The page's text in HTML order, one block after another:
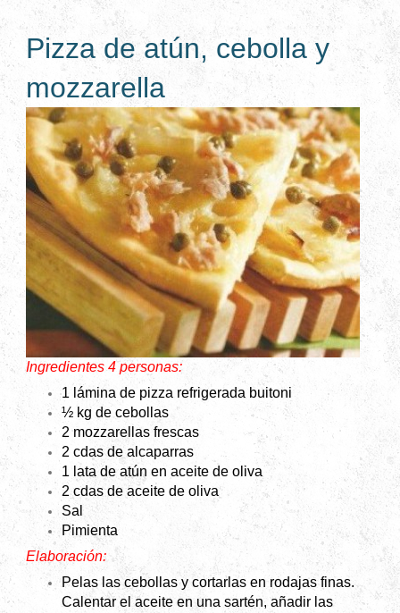
Pizza de atún, cebolla y
mozzarella
Ingredientes 4 personas:
1 lámina de pizza refrigerada buitoni
½ kg de cebollas
2 mozzarellas frescas
2 cdas de alcaparras
1 lata de atún en aceite de oliva
2 cdas de aceite de oliva
Sal
Pimienta
Elaboración:
Pelas las cebollas y cortarlas en rodajas finas.
Calentar el aceite en una sartén, añadir las